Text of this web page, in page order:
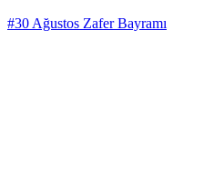
#30 Ağustos Zafer Bayramı